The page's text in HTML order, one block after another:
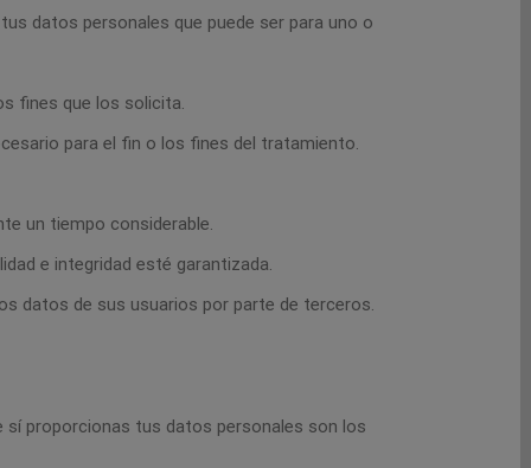
datos personales que puede ser para uno o
fines que los solicita.
para el fin o los fines del tratamiento.
un tiempo considerable.
e integridad esté garantizada.
datos de sus usuarios por parte de terceros.
sí proporcionas tus datos personales son los